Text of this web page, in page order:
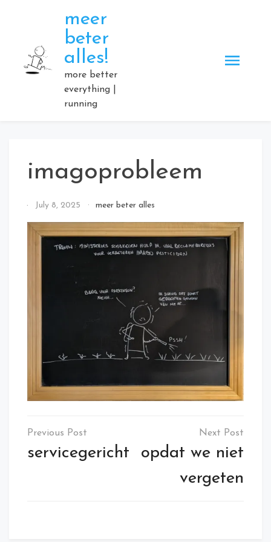
meer
beter
alles!
more better
everything |
running
imagoprobleem
ByJuly 8, 2025 meer beter alles
Post
navigation
servicegericht
opdat we niet
vergeten